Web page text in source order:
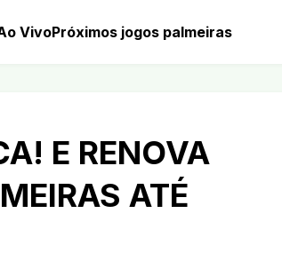
VivoPróximos jogos palmeiras
E RENOVA
ATÉ